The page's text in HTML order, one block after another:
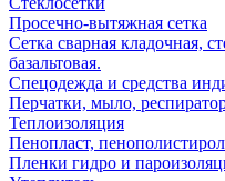
Просечно-вытяжная сетка
Сетка сварная кладочная,
базальтовая.
Спецодежда и средства
Перчатки, мыло,
Теплоизоляция
Пенопласт,
Пленки гидро и